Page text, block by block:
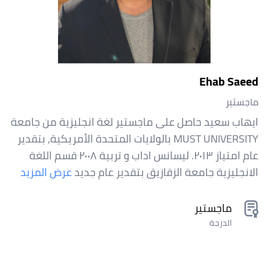
Ehab Saeed
ماجستير
ايهاب سعيد حاصل على ماجستير لغة انجليزية من جامعة
MUST UNIVERSITY بالولايات المتحدة الأمريكية, بتقدير
عام امتياز ٢٠١٣. ليسانس اداب و تربية ٢٠٠٨ قسم اللغة
الانجليزية جامعة الزقازيق بتقدير عام جديدعرض المزيد
ماجستير
الدرجة